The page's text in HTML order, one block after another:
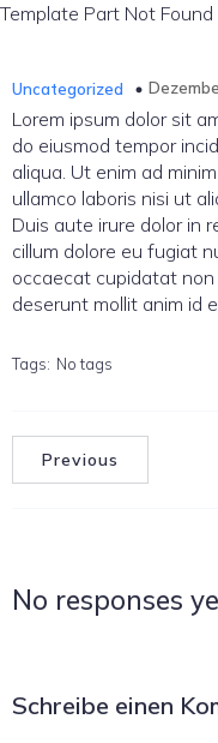
Template Part Not Found
Uncategorized
Lorem ipsum dolor sit
do eiusmod tempor
aliqua. Ut enim ad
ullamco laboris nisi ut
Duis aute irure dolor in
cillum dolore eu fugiat
occaecat cupidatat
deserunt mollit anim id
Tags: No tags
Previous
No responses
Schreibe einen